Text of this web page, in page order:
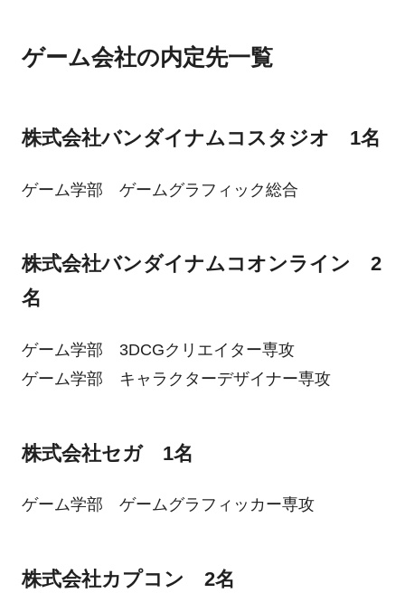
ゲーム会社の内定先一覧
株式会社バンダイナムコスタジオ 1名
ゲーム学部 ゲームグラフィック総合
株式会社バンダイナムコオンライン 2
名
ゲーム学部 3DCGクリエイター専攻
ゲーム学部 キャラクターデザイナー専攻
株式会社セガ 1名
ゲーム学部 ゲームグラフィッカー専攻
株式会社カプコン 2名